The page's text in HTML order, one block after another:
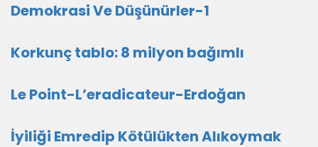
Demokrasi Ve Düşünürler-1
Korkunç tablo: 8 milyon bağımlı
Le Point-L’eradicateur-Erdoğan
İyiliği Emredip Kötülükten Alıkoymak